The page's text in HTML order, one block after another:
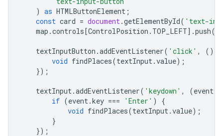
) as HTMLButtonElement ;
const card = document.getElementById( 'text-
map .controls[ControlPosition . TOP_LEFT].push(
textInputButton .addEventListener( 'click' , ()
void findPlaces(textInput.value);
});
textInput.addEventListener( 'keydown' , (event
if (event.key === 'Enter' )
{
void findPlaces(textInput.value);
}
});